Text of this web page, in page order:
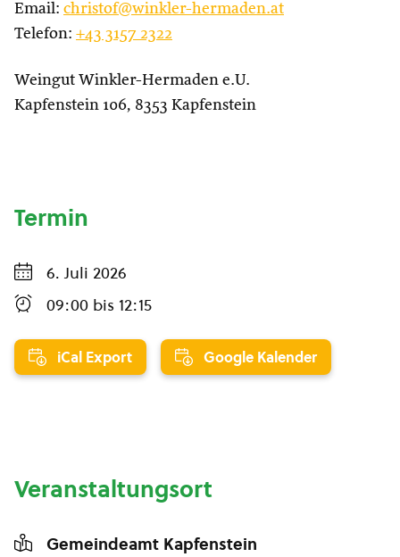
Email: christof@winkler-hermaden.at
Telefon: +43 3157 2322
Weingut Winkler-Hermaden e.U.
Kapfenstein 106, 8353 Kapfenstein
Termin
6. Juli 2026
09:00 bis 12:15
iCal Export Google Kalender
Veranstaltungsort
Gemeindeamt Kapfenstein